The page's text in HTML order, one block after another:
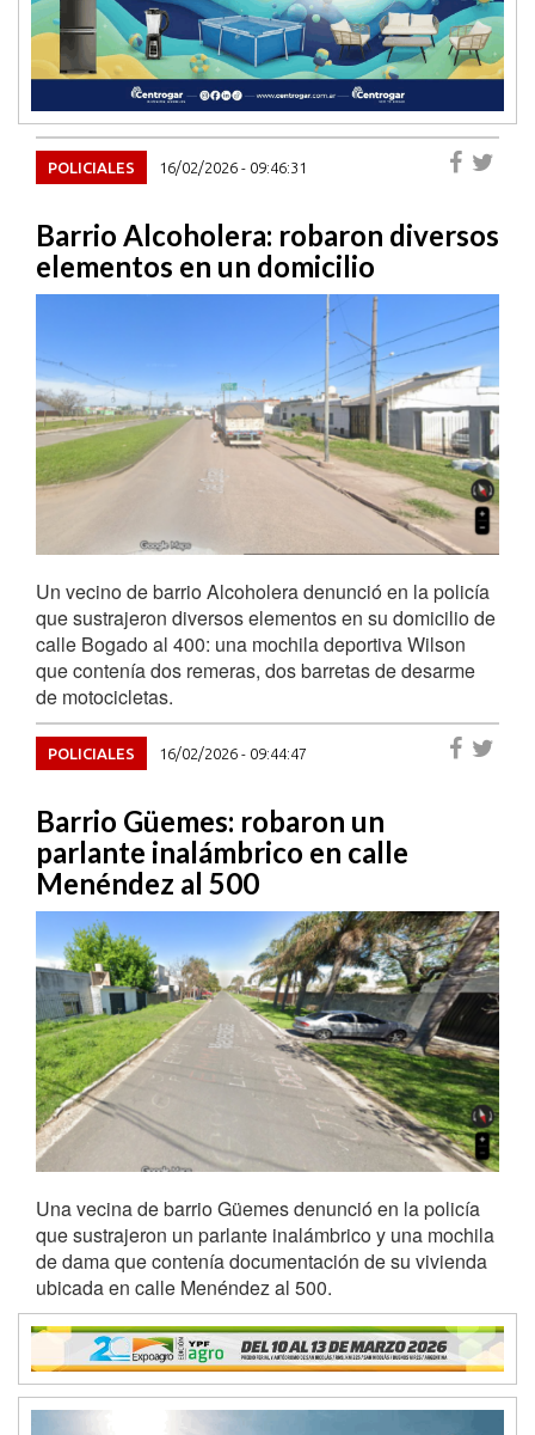
POLICIALES 16/02/2026 - 09:46:31
Barrio Alcoholera: robaron diversos
elementos en un domicilio
Un vecino de barrio Alcoholera denunció en la policía
que sustrajeron diversos elementos en su domicilio de
calle Bogado al 400: una mochila deportiva Wilson
que contenía dos remeras, dos barretas de desarme
de motocicletas.
POLICIALES 16/02/2026 - 09:44:47
Barrio Güemes: robaron un
parlante inalámbrico en calle
Menéndez al 500
Una vecina de barrio Güemes denunció en la policía
que sustrajeron un parlante inalámbrico y una mochila
de dama que contenía documentación de su vivienda
ubicada en calle Menéndez al 500.